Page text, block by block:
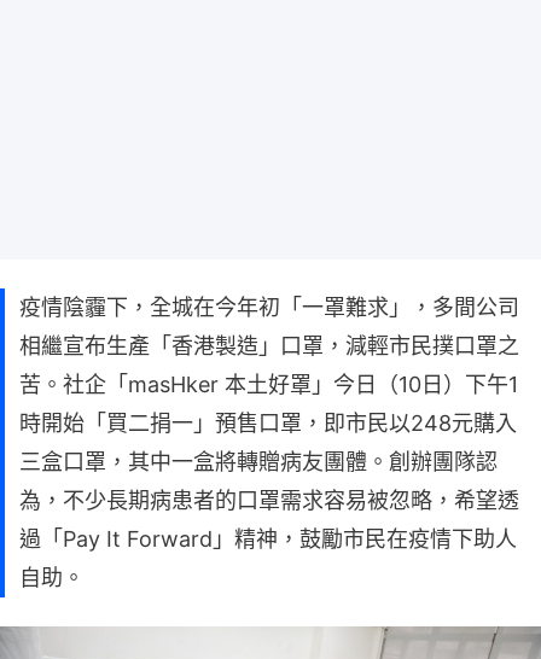
疫情陰霾下，全城在今年初「一罩難求」，多間公司
相繼宣布生產「香港製造」口罩，減輕市民撲口罩之
苦。社企「masHker 本土好罩」今日（10日）下午1
時開始「買二捐一」預售口罩，即市民以248元購入
三盒口罩，其中一盒將轉贈病友團體。創辦團隊認
為，不少長期病患者的口罩需求容易被忽略，希望透
過「Pay It Forward」精神，鼓勵市民在疫情下助人
自助。